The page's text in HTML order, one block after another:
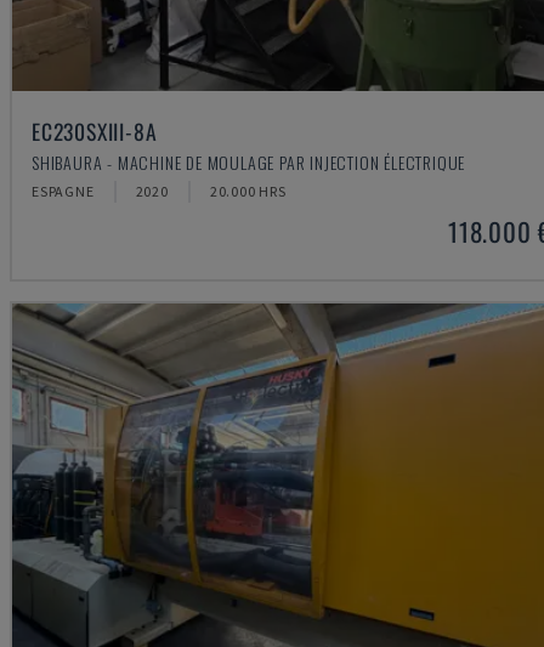
EC230SXIII-8A
SHIBAURA - MACHINE DE MOULAGE PAR INJECTION ÉLECTRIQUE
ESPAGNE 2020 20.000 HRS
118.000